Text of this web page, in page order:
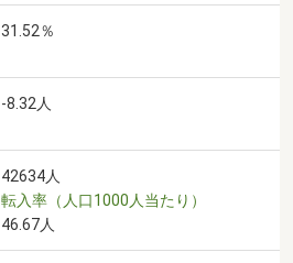
31.52％
-8.32人
42634人
転入率（人口1000人当たり）
46.67人